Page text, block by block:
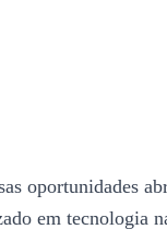
oportunidades
em tecnologia